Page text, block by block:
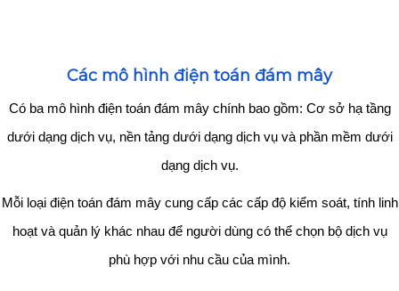
Các mô hình điện toán đám mây
Có ba mô hình điện toán đám mây chính bao gồm: Cơ sở hạ tầng
dưới dạng dịch vụ, nền tảng dưới dạng dịch vụ và phần mềm dưới
dạng dịch vụ.
Mỗi loại điện toán đám mây cung cấp các cấp độ kiểm soát, tính linh
hoạt và quản lý khác nhau để người dùng có thể chọn bộ dịch vụ
phù hợp với nhu cầu của mình.